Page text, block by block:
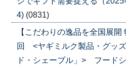
4) (0831)
【こだわりの逸品を全国展
回 <ヤギミルク製品・グッ
ド・シェーブル」> フード